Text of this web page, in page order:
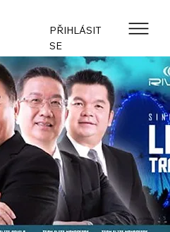
PŘIHLÁSIT
SE